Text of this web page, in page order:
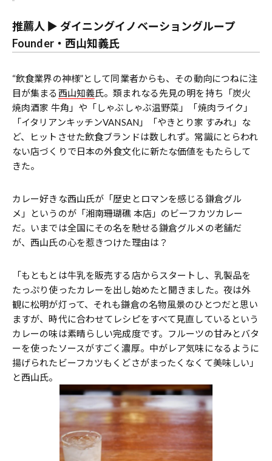
推薦人 ▶︎ ダイニングイノベーショングループ
Founder・西山知義氏
“飲食業界の神様”として同業者からも、その動向につねに注
目が集まる西山知義氏。類まれなる先見の明を持ち「炭火
焼肉酒家 牛角」や「しゃぶしゃぶ温野菜」「焼肉ライク」
「イタリアンキッチンVANSAN」「やきとり家 すみれ」な
ど、ヒットさせた飲食ブランドは数しれず。常識にとらわれ
ない店づくりで日本の外食文化に新たな価値をもたらして
きた。
カレー好きな西山氏が「歴史とロマンを感じる鎌倉グル
メ」というのが「湘南珊瑚礁 本店」のビーフカツカレー
だ。いまでは全国にその名を馳せる鎌倉グルメの老舗だ
が、西山氏の心を惹きつけた理由は？
「もともとは牛乳を販売する店からスタートし、乳製品を
たっぷり使ったカレーを出し始めたと聞きました。夜は外
観に松明が灯って、それも鎌倉の名物風景のひとつだと思い
ますが、時代に合わせてレシピをすべて見直しているという
カレーの味は素晴らしい完成度です。フルーツの甘みとバタ
ーを使ったソースがすごく濃厚。中がレア気味になるように
揚げられたビーフカツもくどさがまったくなくて美味しい」
と西山氏。